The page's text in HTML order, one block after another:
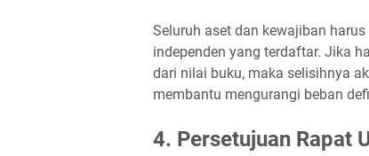
Seluruh aset dan kewajiban
independen yang terdaftar. Jika
dari nilai buku, maka selisihnya
membantu mengurangi beban
4. Persetujuan Rapat